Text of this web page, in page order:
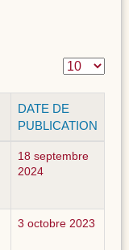
DATE DE
PUBLICATION
18 septembre
2024
3 octobre 2023